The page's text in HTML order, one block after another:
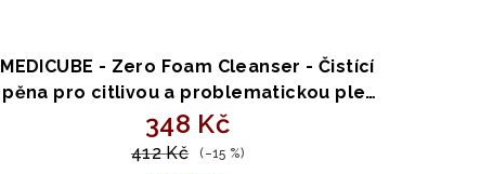
MEDICUBE - Zero Foam Cleanser - Čistící
pěna pro citlivou a problematickou pleť
120ml
348 Kč
412 Kč (–15 %)